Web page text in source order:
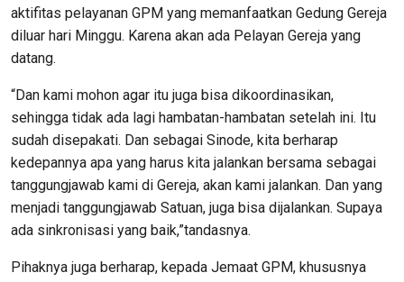
aktifitas pelayanan GPM yang memanfaatkan Gedung Gereja
diluar hari Minggu. Karena akan ada Pelayan Gereja yang
datang.
“Dan kami mohon agar itu juga bisa dikoordinasikan,
sehingga tidak ada lagi hambatan-hambatan setelah ini. Itu
sudah disepakati. Dan sebagai Sinode, kita berharap
kedepannya apa yang harus kita jalankan bersama sebagai
tanggungjawab kami di Gereja, akan kami jalankan. Dan yang
menjadi tanggungjawab Satuan, juga bisa dijalankan. Supaya
ada sinkronisasi yang baik,”tandasnya.
Pihaknya juga berharap, kepada Jemaat GPM, khususnya